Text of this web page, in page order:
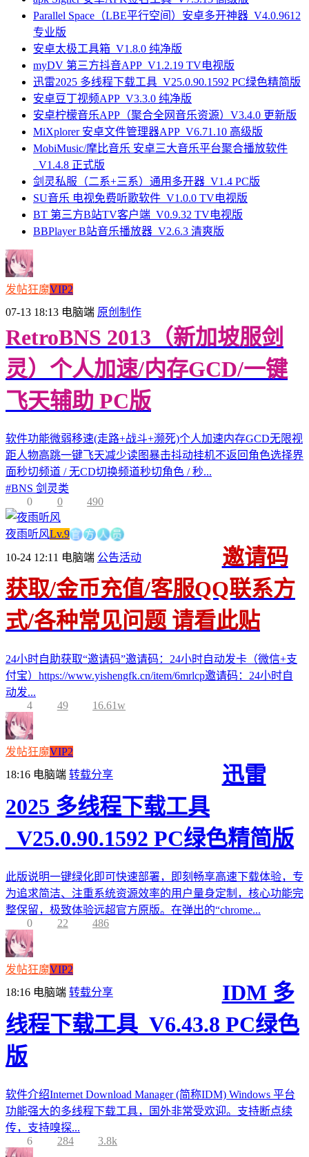
Parallel Space（LBE平行空间）安卓多开神器_V4.0.9612
专业版
安卓太极工具箱_V1.8.0 纯净版
myDV 第三方抖音APP_V1.2.19 TV电视版
迅雷2025 多线程下载工具_V25.0.90.1592 PC绿色精简版
安卓豆丁视频APP_V3.3.0 纯净版
安卓柠檬音乐APP（聚合全网音乐资源）V3.4.0 更新版
MiXplorer 安卓文件管理器APP_V6.71.10 高级版
MobiMusic/摩比音乐 安卓三大音乐平台聚合播放软件
_V1.4.8 正式版
剑灵私服（二系+三系）通用多开器_V1.4 PC版
SU音乐 电视免费听歌软件_V1.0.0 TV电视版
BT 第三方B站TV客户端_V0.9.32 TV电视版
BBPlayer B站音乐播放器_V2.6.3 清爽版
发帖狂魔VIP2
07-13 18:13 电脑端 原创制作
RetroBNS 2013（新加坡服剑
灵）个人加速/内存GCD/一键
飞天辅助 PC版
软件功能微弱移速(走路+战斗+濒死)个人加速内存GCD无限视
距人物高跳一键飞天减少读图暴击抖动挂机不返回角色选择界
面秒切频道 / 无CD切换频道秒切角色 / 秒...
#BNS 剑灵类
0
0 490
夜雨听风Lv.9官方人员
10-24 12:11 电脑端 公告活动
邀请码
获取/金币充值/客服QQ联系方
式/各种常见问题 请看此贴
24小时自助获取“邀请码”邀请码：24小时自动发卡（微信+支
付宝）https://www.yishengfk.cn/item/6mrlcp邀请码：24小时自
动发...
4
49 16.61w
发帖狂魔VIP2
18:16 电脑端 转载分享
迅雷
2025 多线程下载工具
_V25.0.90.1592 PC绿色精简版
此版说明一键绿化即可快速部署，即刻畅享高速下载体验，专
为追求简洁、注重系统资源效率的用户量身定制，核心功能完
整保留，极致体验远超官方原版。在弹出的“chrome...
0
22 486
发帖狂魔VIP2
18:16 电脑端 转载分享
IDM 多
线程下载工具_V6.43.8 PC绿色
版
软件介绍Internet Download Manager (简称IDM) Windows 平台
功能强大的多线程下载工具，国外非常受欢迎。支持断点续
传，支持嗅探...
6
284 3.8k